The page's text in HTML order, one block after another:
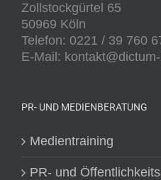
Zollstockgürtel 65
50969 Köln
Telefon: 0221 / 39 760
E-Mail:
PR- UND MEDIENBERATUNG
Medientraining
PR- und